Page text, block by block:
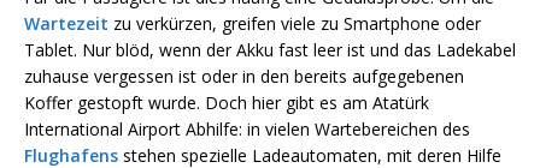
Wartezeit zu verkürzen, greifen viele zu Smartphone oder
Tablet. Nur blöd, wenn der Akku fast leer ist und das Ladekabel
zuhause vergessen ist oder in den bereits aufgegebenen
Koffer gestopft wurde. Doch hier gibt es am Atatürk
International Airport Abhilfe: in vielen Wartebereichen des
Flughafens stehen spezielle Ladeautomaten, mit deren Hilfe